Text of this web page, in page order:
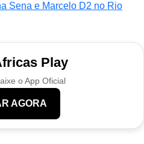
Sena e Marcelo D2 no Rio
Play
o App Oficial
AGORA